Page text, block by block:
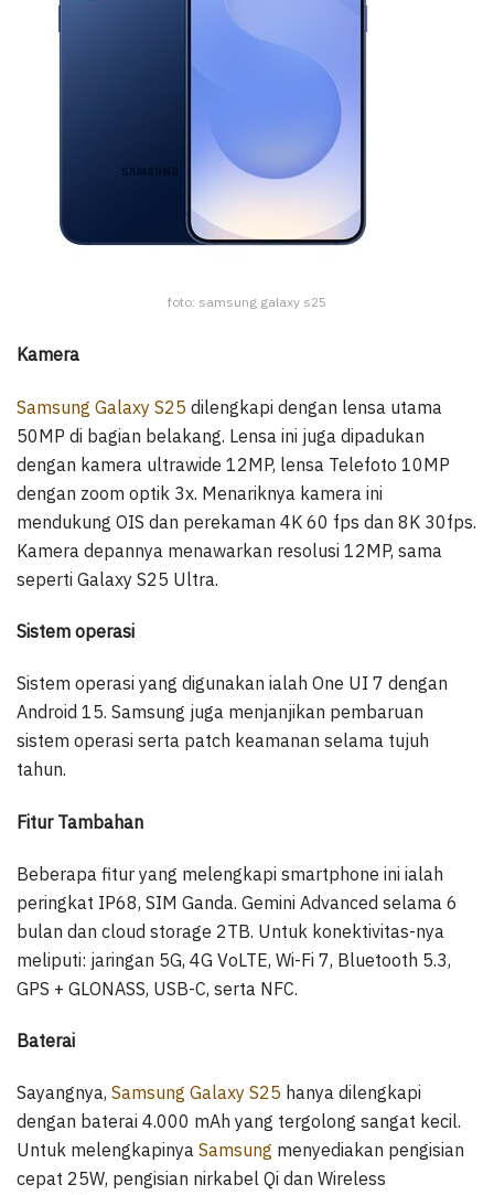
foto: samsung galaxy s25
Kamera
Samsung Galaxy S25 dilengkapi dengan lensa utama
50MP di bagian belakang. Lensa ini juga dipadukan
dengan kamera ultrawide 12MP, lensa Telefoto 10MP
dengan zoom optik 3x. Menariknya kamera ini
mendukung OIS dan perekaman 4K 60 fps dan 8K 30fps.
Kamera depannya menawarkan resolusi 12MP, sama
seperti Galaxy S25 Ultra.
Sistem operasi
Sistem operasi yang digunakan ialah One UI 7 dengan
Android 15. Samsung juga menjanjikan pembaruan
sistem operasi serta patch keamanan selama tujuh
tahun.
Fitur Tambahan
Beberapa fitur yang melengkapi smartphone ini ialah
peringkat IP68, SIM Ganda. Gemini Advanced selama 6
bulan dan cloud storage 2TB. Untuk konektivitas-nya
meliputi: jaringan 5G, 4G VoLTE, Wi-Fi 7, Bluetooth 5.3,
GPS + GLONASS, USB-C, serta NFC.
Baterai
Sayangnya, Samsung Galaxy S25 hanya dilengkapi
dengan baterai 4.000 mAh yang tergolong sangat kecil.
Untuk melengkapinya Samsung menyediakan pengisian
cepat 25W, pengisian nirkabel Qi dan Wireless